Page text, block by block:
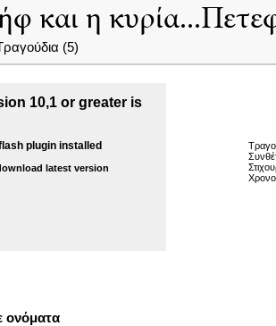
και η
(5)
10,1 or greater is
plugin installed
latest version
ονόματα